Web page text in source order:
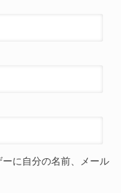
に自分の名前、メール